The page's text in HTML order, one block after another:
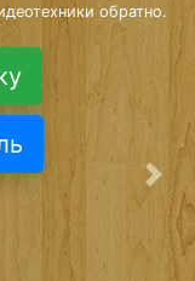
обратно.